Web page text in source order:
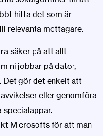
hitta det som är
relevanta mottagare.
säker på att allt
ni jobbar på dator,
Det gör det enkelt att
eller genomföra
specialappar.
Microsofts för att man